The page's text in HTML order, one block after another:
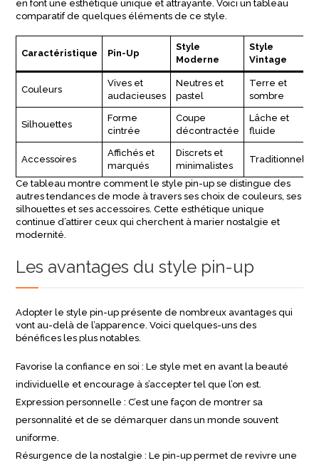
en font une esthétique unique et attrayante. Voici un tableau
comparatif de quelques éléments de ce style.
Caractéristique Pin-Up
Style
Moderne
Style
Vintage
Couleurs
Vives et
audacieuses
Neutres et
pastel
Terre et
sombre
Silhouettes
Forme
cintrée
Coupe
décontractée
Lâche et
fluide
Accessoires
Affichés et
marqués
Discrets et
minimalistes
Traditionnels
Ce tableau montre comment le style pin-up se distingue des
autres tendances de mode à travers ses choix de couleurs, ses
silhouettes et ses accessoires. Cette esthétique unique
continue d’attirer ceux qui cherchent à marier nostalgie et
modernité.
Les avantages du style pin-up
Adopter le style pin-up présente de nombreux avantages qui
vont au-delà de l’apparence. Voici quelques-uns des
bénéfices les plus notables.
Favorise la confiance en soi : Le style met en avant la beauté
individuelle et encourage à s’accepter tel que l’on est.
Expression personnelle : C’est une façon de montrer sa
personnalité et de se démarquer dans un monde souvent
uniforme.
Résurgence de la nostalgie : Le pin-up permet de revivre une